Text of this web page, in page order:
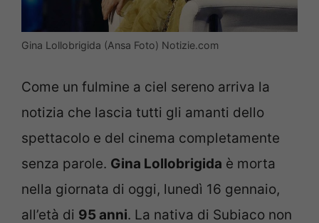
Gina Lollobrigida (Ansa Foto) Notizie.com
Come un fulmine a ciel sereno arriva la
notizia che lascia tutti gli amanti dello
spettacolo e del cinema completamente
senza parole. Gina Lollobrigida è morta
nella giornata di oggi, lunedì 16 gennaio,
all’età di 95 anni. La nativa di Subiaco non